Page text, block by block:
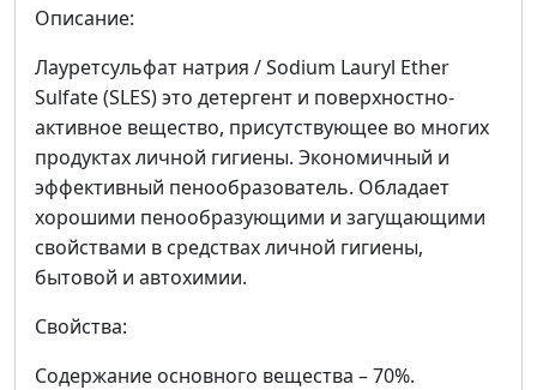
Описание:
Лауретсульфат натрия / Sodium Lauryl Ether
Sulfate (SLES) это детергент и поверхностно-
активное вещество, присутствующее во многих
продуктах личной гигиены. Экономичный и
эффективный пенообразователь. Обладает
хорошими пенообразующими и загущающими
свойствами в средствах личной гигиены,
бытовой и автохимии.
Свойства:
Содержание основного вещества – 70%.